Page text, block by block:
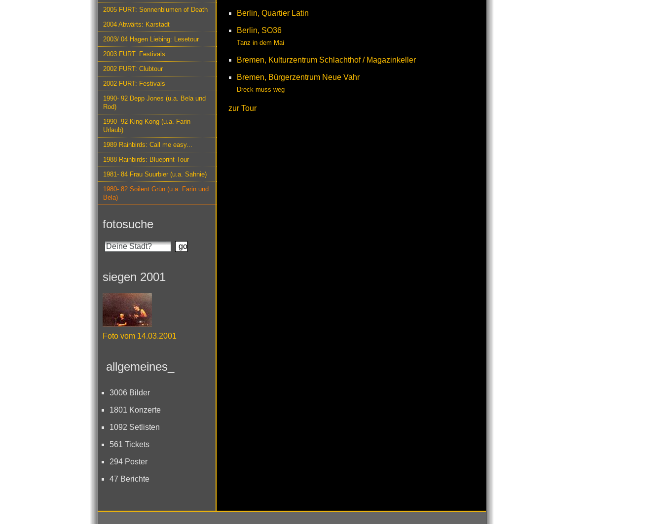
2005 FURT: Sonnenblumen of Death
2004 Abwärts: Karstadt
2003/ 04 Hagen Liebing: Lesetour
2003 FURT: Festivals
2002 FURT: Clubtour
2002 FURT: Festivals
1990- 92 Depp Jones (u.a. Bela und
Rod)
1990- 92 King Kong (u.a. Farin
Urlaub)
1989 Rainbirds: Call me easy...
1988 Rainbirds: Blueprint Tour
1981- 84 Frau Suurbier (u.a. Sahnie)
1980- 82 Soilent Grün (u.a. Farin und
Bela)
fotosuche
siegen 2001
Foto vom 14.03.2001
allgemeines_
3006 Bilder
1801 Konzerte
1092 Setlisten
561 Tickets
294 Poster
47 Berichte
Berlin, Quartier Latin
Berlin, SO36
Tanz in dem Mai
Bremen, Kulturzentrum Schlachthof / Magazinkeller
Bremen, Bürgerzentrum Neue Vahr
Dreck muss weg
zur Tour